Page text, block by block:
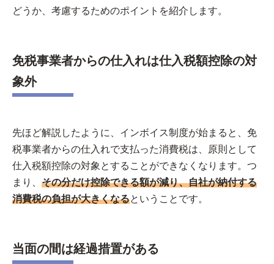
どうか、考慮するためのポイントを紹介します。
免税事業者からの仕入れは仕入税額控除の対
象外
先ほど解説したように、インボイス制度が始まると、免
税事業者からの仕入れで支払った消費税は、原則として
仕入税額控除の対象とすることができなくなります。つ
まり、 その分だけ控除できる額が減り、自社が納付する
消費税の負担が大きくなるということです。
当面の間は経過措置がある